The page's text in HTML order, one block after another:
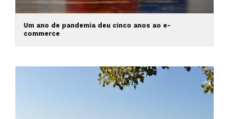
Um ano de pandemia deu cinco anos ao e-
commerce